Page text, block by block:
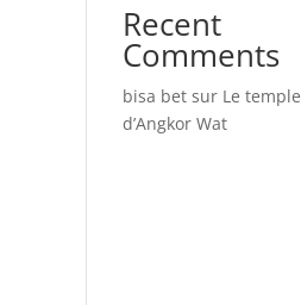
Recent
Comments
bisa bet sur Le temple
d’Angkor Wat